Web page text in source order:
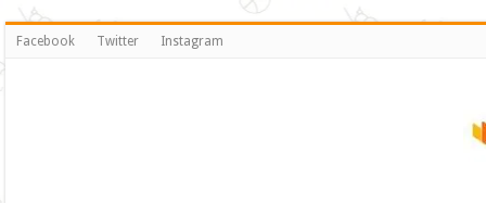
Facebook Twitter Instagram